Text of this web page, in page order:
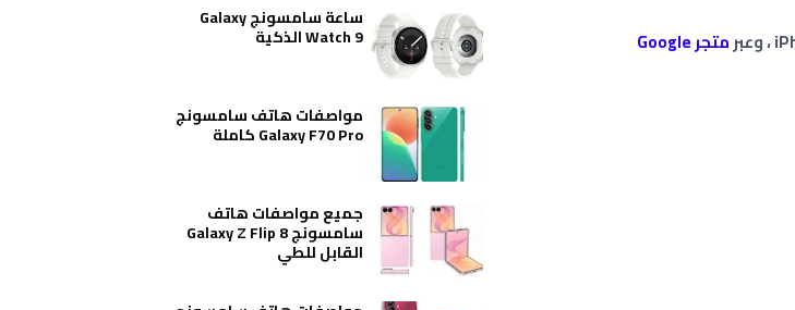
متجر Google
ساعة سامسونج Galaxy
Watch 9 الذكية
مواصفات هاتف سامسونج
Galaxy F70 Pro كاملة
جميع مواصفات هاتف
سامسونج Galaxy Z Flip 8
القابل للطي